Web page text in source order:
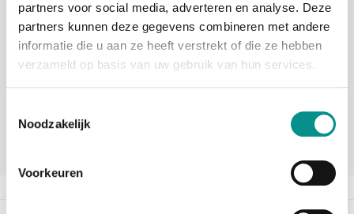
partners voor social media, adverteren en analyse. Deze
partners kunnen deze gegevens combineren met andere
informatie die u aan ze heeft verstrekt of die ze hebben
verzameld op basis van uw gebruik van hun services.
Noodzakelijk
Voorkeuren
beoordelingen